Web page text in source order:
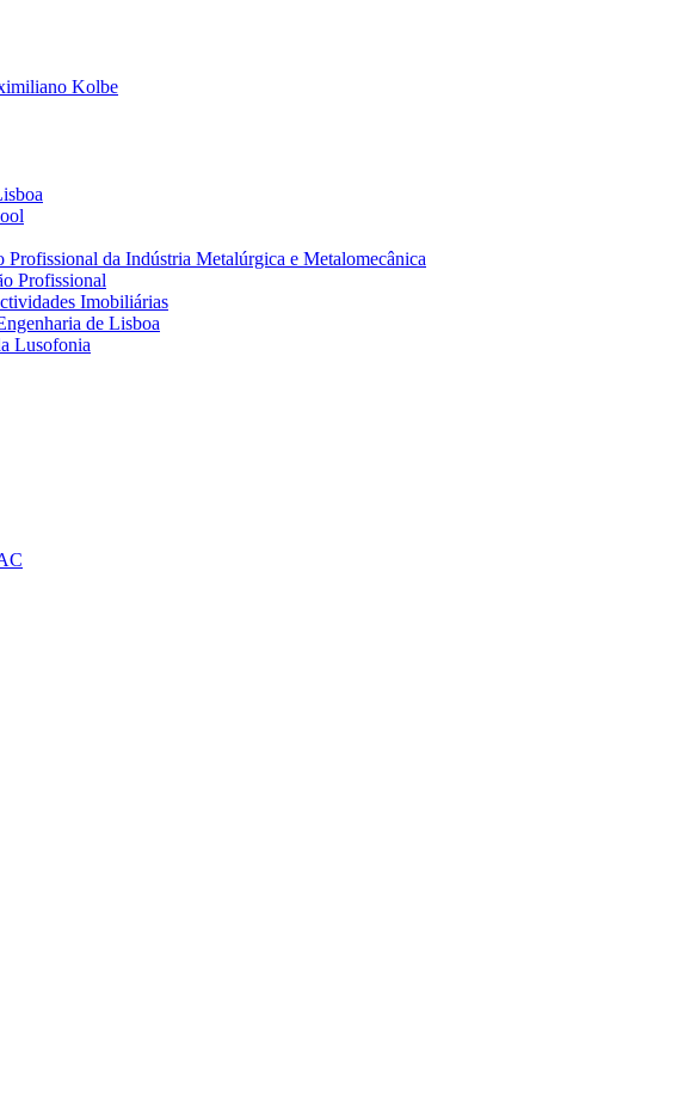
Kolbe
da Indústria Metalúrgica e Metalomecânica
Profissional
Imobiliárias
de Lisboa
Lusofonia